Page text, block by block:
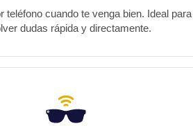
teléfono cuando te venga bien. Ideal para
dudas rápida y directamente.